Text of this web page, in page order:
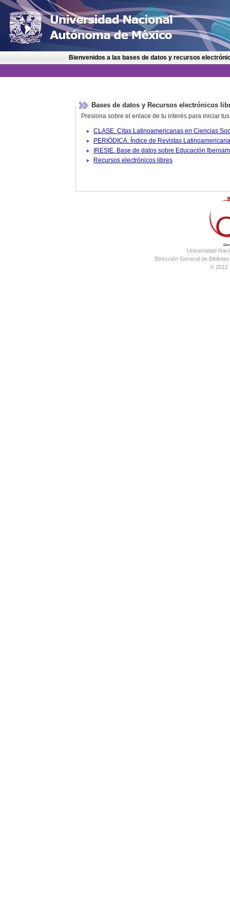
Bienvenidos a las bases de datos y recursos
Bases de datos y Recursos electrónicos
Presiona sobre el enlace de tu interés para iniciar
IRESIE. Base de datos
Recursos electrónicos libres
Universidad
Dirección General de
© 2012